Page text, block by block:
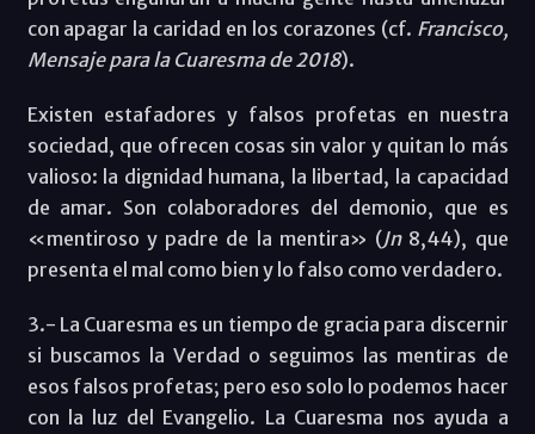
con apagar la caridad en los corazones (cf. Francisco,
Mensaje para la Cuaresma de 2018).
Existen estafadores y falsos profetas en nuestra
sociedad, que ofrecen cosas sin valor y quitan lo más
valioso: la dignidad humana, la libertad, la capacidad
de amar. Son colaboradores del demonio, que es
«mentiroso y padre de la mentira» (Jn8,44), que
presenta el mal como bien y lo falso como verdadero.
3.- La Cuaresma es un tiempo de gracia para discernir
si buscamos la Verdad o seguimos las mentiras de
esos falsos profetas; pero eso solo lo podemos hacer
con la luz del Evangelio. La Cuaresma nos ayuda a